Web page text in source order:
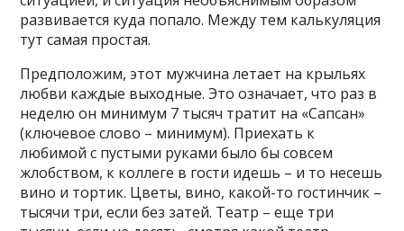
развивается куда попало. Между тем калькуляция
тут самая простая.
Предположим, этот мужчина летает на крыльях
любви каждые выходные. Это означает, что раз в
неделю он минимум 7 тысяч тратит на «Сапсан»
(ключевое слово – минимум). Приехать к
любимой с пустыми руками было бы совсем
жлобством, к коллеге в гости идешь – и то несешь
вино и тортик. Цветы, вино, какой-то гостинчик –
тысячи три, если без затей. Театр – еще три